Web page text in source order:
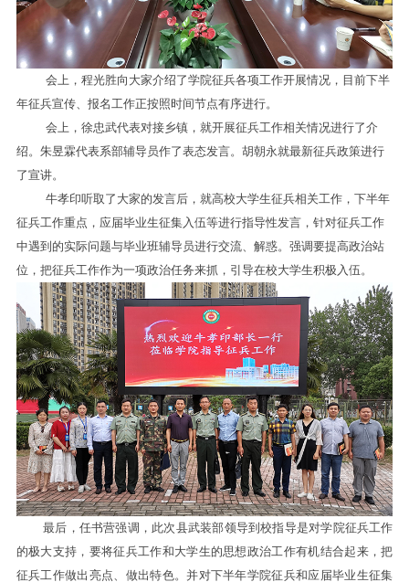
会上，程光胜向大家介绍了学院征兵各项工作开展情况，目前下半
年征兵宣传、报名工作正按照时间节点有序进行。
会上，徐忠武代表对接乡镇，就开展征兵工作相关情况进行了介
绍。朱昱霖代表系部辅导员作了表态发言。胡朝永就最新征兵政策进行
了宣讲。
牛孝印听取了大家的发言后，就高校大学生征兵相关工作，下半年
征兵工作重点，应届毕业生征集入伍等进行指导性发言，针对征兵工作
中遇到的实际问题与毕业班辅导员进行交流、解惑。强调要提高政治站
位，把征兵工作作为一项政治任务来抓，引导在校大学生积极入伍。
最后，任书营强调，此次县武装部领导到校指导是对学院征兵工作
的极大支持，要将征兵工作和大学生的思想政治工作有机结合起来，把
征兵工作做出亮点、做出特色。并对下半年学院征兵和应届毕业生征集